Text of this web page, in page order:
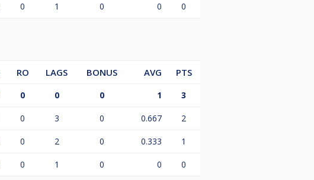
0 1 0 0 0
RO LAGS BONUS AVG
PTS
0 0 0 1 3
0 3 0 0.667 2
0 2 0 0.333 1
0 1 0 0 0